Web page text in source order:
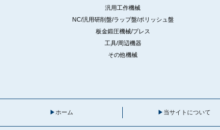
汎用工作機械
NC/汎用研削盤/ラップ盤/ポリッシュ盤
板金鍛圧機械/プレス
工具/周辺機器
その他機械
ホーム 当サイトについて